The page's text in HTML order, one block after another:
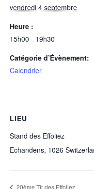
vendredi 4 septembre
Heure :
15h00 - 19h30
Catégorie d’Évènement:
Calendrier
LIEU
Stand des Effoliez
Echandens, 1026
20ème Tir des Effoliez